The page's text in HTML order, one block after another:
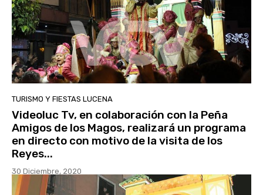
TURISMO Y FIESTAS LUCENA
Videoluc Tv, en colaboración con la Peña
Amigos de los Magos, realizará un programa
en directo con motivo de la visita de los
Reyes...
30 Diciembre, 2020